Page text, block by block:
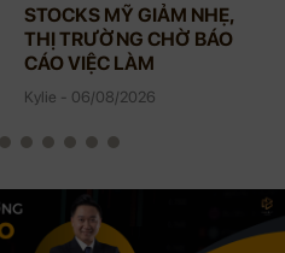
STOCKS MỸ GIẢM NHẸ,
THỊ TRƯỜNG CHỜ BÁO
CÁO VIỆC LÀM
Kylie - 06/08/2026